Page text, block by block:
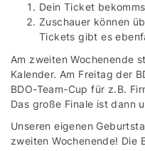
Dein Ticket
Zuschauer können
Tickets gibt es
Am zweiten Wochenende
Kalender. Am Freitag der
BDO-Team-Cup für z.B.
Das große Finale ist dann
Unseren eigenen
zweiten Wochenende! Die